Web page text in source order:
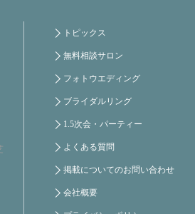
トピックス
無料相談サロン
フォトウエディング
ブライダルリング
1.5次会・パーティー
よくある質問
掲載についてのお問い合わせ
会社概要